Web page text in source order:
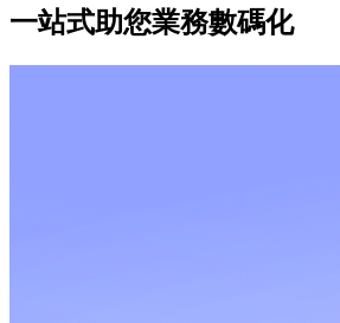
一站式助您業務數碼化